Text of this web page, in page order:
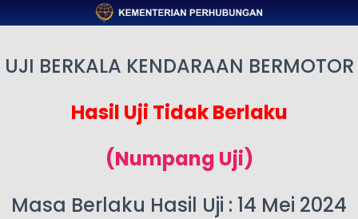
UJI BERKALA KENDARAAN BERMOTOR
Hasil Uji Tidak Berlaku
(Numpang Uji)
Masa Berlaku Hasil Uji : 14 Mei 2024